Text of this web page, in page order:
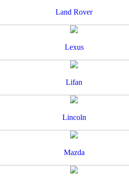
Land Rover
Lexus
Lifan
Lincoln
Mazda